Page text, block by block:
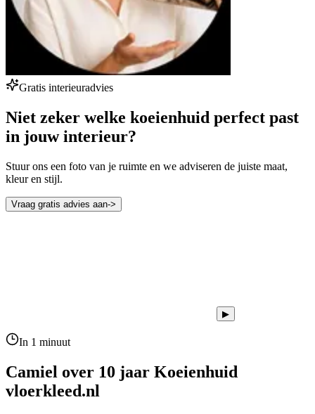
Gratis interieuradvies
Niet zeker welke koeienhuid perfect past
in jouw interieur?
Stuur ons een foto van je ruimte en we adviseren de juiste maat,
kleur en stijl.
Vraag gratis advies aan->
▶
In 1 minuut
Camiel over 10 jaar Koeienhuid
vloerkleed.nl